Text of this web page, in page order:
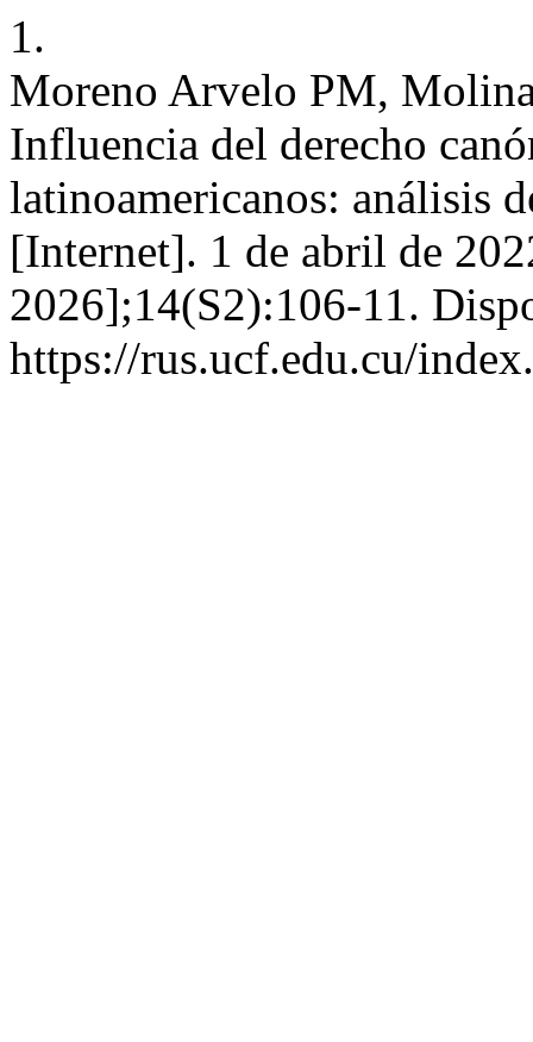
1.
Moreno Arvelo PM,
Influencia del derecho
latinoamericanos: análisis
[Internet]. 1 de abril de
2026];14(S2):106-11.
https://rus.ucf.edu.cu/